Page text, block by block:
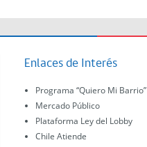
Enlaces de Interés
Programa “Quiero Mi Barrio”
Mercado Público
Plataforma Ley del Lobby
Chile Atiende